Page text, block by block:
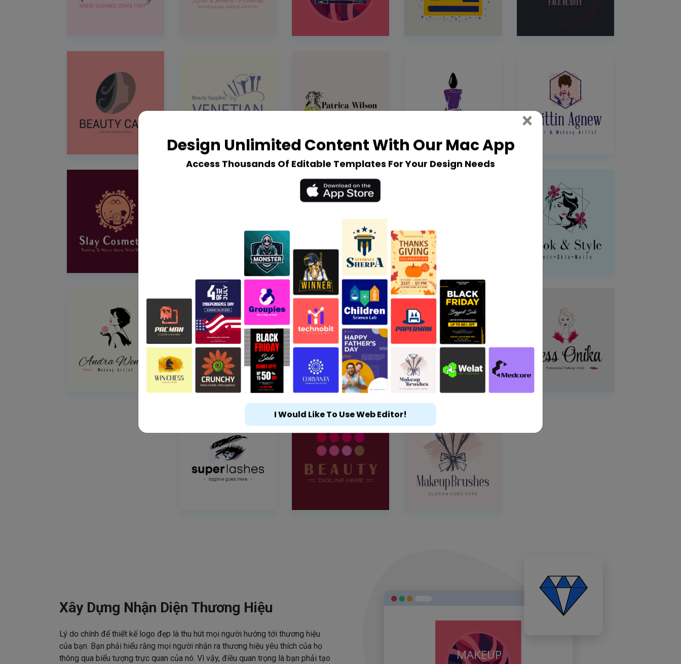
Xây Dựng Nhận Diện Thương Hiệu
Lý do chính để thiết kế logo đẹp là thu hút mọi người hướng tới thương hiệu
của bạn. Bạn phải hiểu rằng mọi người nhận ra thương hiệu yêu thích của họ
thông qua biểu tượng trực quan của nó. Vì vậy, điều quan trọng là bạn phải tạo
Design Unlimited Content With Our Mac App
Access Thousands Of Editable Templates For Your Design Needs
× Close
I Would Like To Use Web Editor!